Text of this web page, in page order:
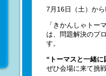
7月16日（土）か
「きかんしゃト
は、問題解決のプ
す。
“トーマスと一緒
ぜひ会場に来て挑